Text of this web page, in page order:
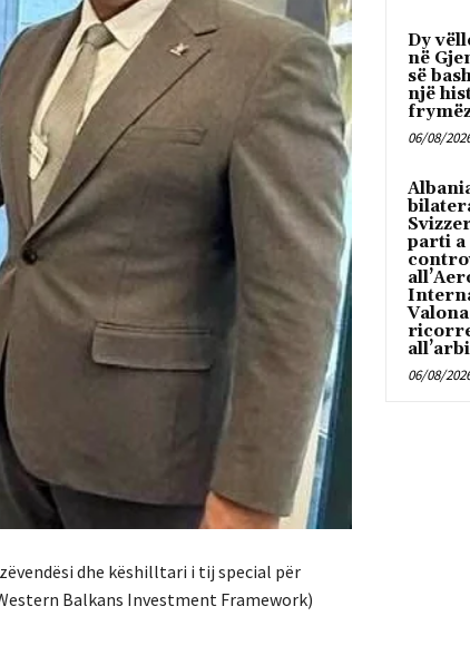
dhe këshilltari i tij special për
Balkans Investment Framework)
Dy
në
së
një
06/08/
parti a
06/08/